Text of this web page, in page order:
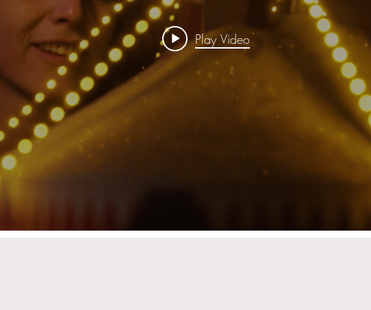
Play Video